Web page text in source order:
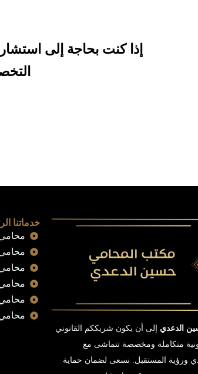
إذا كنت بحاجة إلى
الدعدي إلى أن يكون شريككم القانوني
متكاملة ومخصصة تتماشى مع
ورؤية المستقبل. نسعى لضمان حماية
خدماتنا
محامي
محامي
محامي